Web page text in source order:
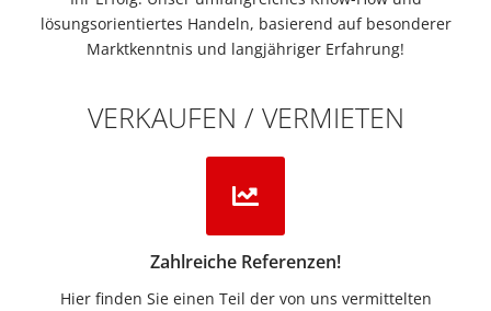
lösungsorientiertes Handeln, basierend auf besonderer
Marktkenntnis und langjähriger Erfahrung!
VERKAUFEN / VERMIETEN
Zahlreiche Referenzen!
Hier finden Sie einen Teil der von uns vermittelten